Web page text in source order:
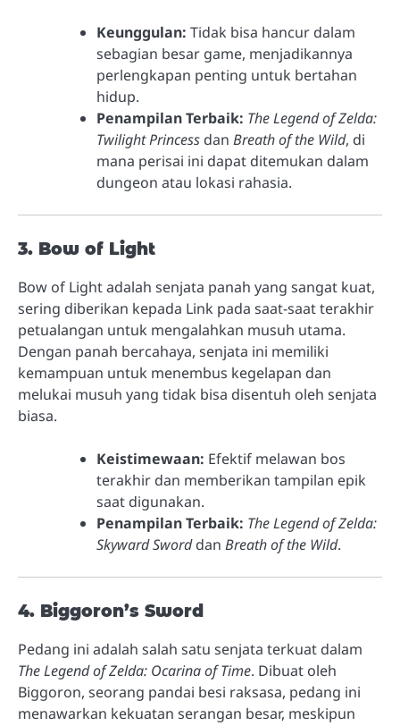
Keunggulan: Tidak bisa hancur dalam
sebagian besar game, menjadikannya
perlengkapan penting untuk bertahan
hidup.
Penampilan Terbaik: The Legend of Zelda:
Twilight Princess dan Breath of the Wild, di
mana perisai ini dapat ditemukan dalam
dungeon atau lokasi rahasia.
3. Bow of Light
Bow of Light adalah senjata panah yang sangat kuat,
sering diberikan kepada Link pada saat-saat terakhir
petualangan untuk mengalahkan musuh utama.
Dengan panah bercahaya, senjata ini memiliki
kemampuan untuk menembus kegelapan dan
melukai musuh yang tidak bisa disentuh oleh senjata
biasa.
Keistimewaan: Efektif melawan bos
terakhir dan memberikan tampilan epik
saat digunakan.
Penampilan Terbaik: The Legend of Zelda:
Skyward Sworddan Breath of the Wild.
4. Biggoron’s Sword
Pedang ini adalah salah satu senjata terkuat dalam
The Legend of Zelda: Ocarina of Time. Dibuat oleh
Biggoron, seorang pandai besi raksasa, pedang ini
menawarkan kekuatan serangan besar, meskipun